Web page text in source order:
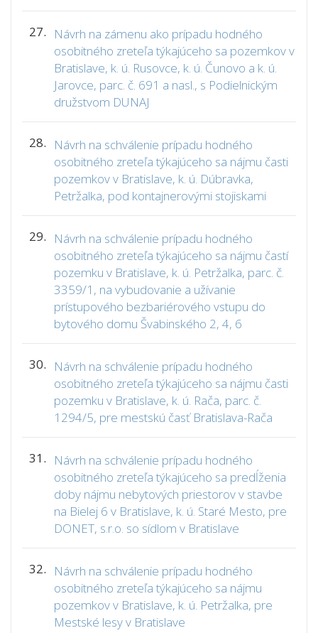
27.
Návrh na zámenu ako prípadu hodného
osobitného zreteľa týkajúceho sa pozemkov v
Bratislave, k. ú. Rusovce, k. ú. Čunovo a k. ú.
Jarovce, parc. č. 691 a nasl., s Podielnickým
družstvom DUNAJ
28.
Návrh na schválenie prípadu hodného
osobitného zreteľa týkajúceho sa nájmu časti
pozemkov v Bratislave, k. ú. Dúbravka,
Petržalka, pod kontajnerovými stojiskami
29.
Návrh na schválenie prípadu hodného
osobitného zreteľa týkajúceho sa nájmu častí
pozemku v Bratislave, k. ú. Petržalka, parc. č.
3359/1, na vybudovanie a užívanie
prístupového bezbariérového vstupu do
bytového domu Švabinského 2, 4, 6
30.
Návrh na schválenie prípadu hodného
osobitného zreteľa týkajúceho sa nájmu časti
pozemku v Bratislave, k. ú. Rača, parc. č.
1294/5, pre mestskú časť Bratislava-Rača
31.
Návrh na schválenie prípadu hodného
osobitného zreteľa týkajúceho sa predĺženia
doby nájmu nebytových priestorov v stavbe
na Bielej 6 v Bratislave, k. ú. Staré Mesto, pre
DONET, s.r.o. so sídlom v Bratislave
32.
Návrh na schválenie prípadu hodného
osobitného zreteľa týkajúceho sa nájmu
pozemkov v Bratislave, k. ú. Petržalka, pre
Mestské lesy v Bratislave